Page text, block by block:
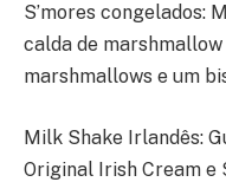
S’mores congelados:
calda de
marshmallows e um
Milk Shake Irlandês:
Original Irish Cream e